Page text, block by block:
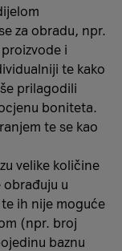
za obradu, npr.
i
te kako
prilagodili
boniteta.
te se kao
velike količine
u
ih nije moguće
(npr. broj
baznu